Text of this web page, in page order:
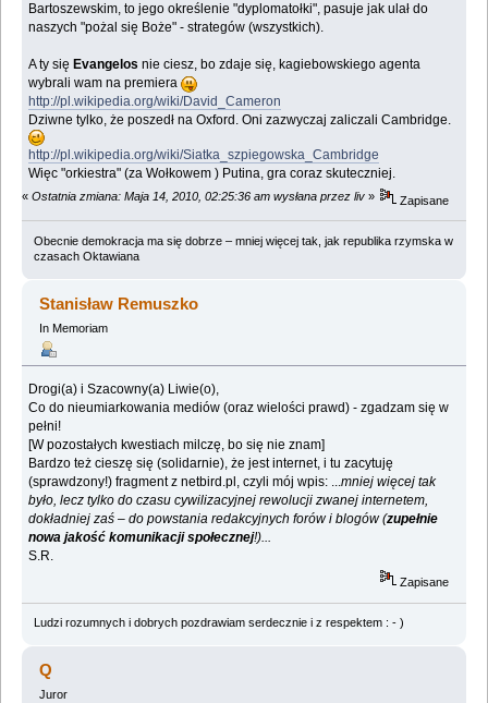
Bartoszewskim, to jego określenie "dyplomatołki", pasuje jak ulał do
naszych "pożal się Boże" - strategów (wszystkich).
A ty się Evangelos nie ciesz, bo zdaje się, kagiebowskiego agenta
wybrali wam na premiera
http://pl.wikipedia.org/wiki/David_Cameron
Dziwne tylko, że poszedł na Oxford. Oni zazwyczaj zaliczali Cambridge.
http://pl.wikipedia.org/wiki/Siatka_szpiegowska_Cambridge
Więc "orkiestra" (za Wołkowem ) Putina, gra coraz skuteczniej.
« Ostatnia zmiana: Maja 14, 2010, 02:25:36 am wysłana przez liv » Zapisane
Obecnie demokracja ma się dobrze – mniej więcej tak, jak republika rzymska w
czasach Oktawiana
Stanisław Remuszko
In Memoriam
Drogi(a) i Szacowny(a) Liwie(o),
Co do nieumiarkowania mediów (oraz wielości prawd) - zgadzam się w
pełni!
[W pozostałych kwestiach milczę, bo się nie znam]
Bardzo też cieszę się (solidarnie), że jest internet, i tu zacytuję
(sprawdzony!) fragment z netbird.pl, czyli mój wpis: ...mniej więcej tak
było, lecz tylko do czasu cywilizacyjnej rewolucji zwanej internetem,
dokładniej zaś – do powstania redakcyjnych forów i blogów (zupełnie
nowa jakość komunikacji społecznej!)...
S.R.
Zapisane
Ludzi rozumnych i dobrych pozdrawiam serdecznie i z respektem : - )
Q
Juror